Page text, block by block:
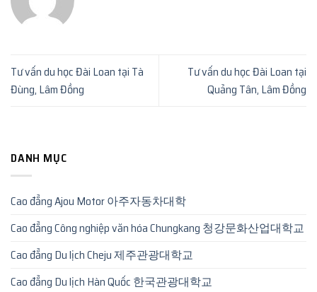
Tư vấn du học Đài Loan tại Tà
Đùng, Lâm Đồng
Tư vấn du học Đài Loan tại
Quảng Tân, Lâm Đồng
DANH MỤC
Cao đẳng Ajou Motor 아주자동차대학
Cao đẳng Công nghiệp văn hóa Chungkang 청강문화산업대학교
Cao đẳng Du lịch Cheju 제주관광대학교
Cao đẳng Du lịch Hàn Quốc 한국관광대학교